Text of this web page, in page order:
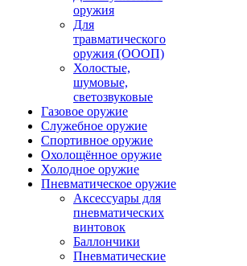
оружия
Для
травматического
оружия (ОООП)
Холостые,
шумовые,
светозвуковые
Газовое оружие
Служебное оружие
Спортивное оружие
Охолощённое оружие
Холодное оружие
Пневматическое оружие
Аксессуары для
пневматических
винтовок
Баллончики
Пневматические